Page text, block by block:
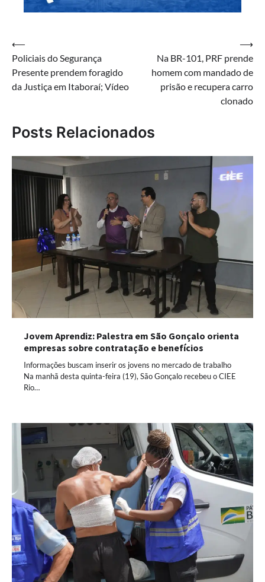
Navegação
de
Post
⟵
Policiais do Segurança
Presente prendem foragido
da Justiça em Itaboraí; Vídeo
Na BR-101, PRF prende
homem com mandado de
prisão e recupera carro
clonado
⟶
Posts Relacionados
Jovem Aprendiz: Palestra em São Gonçalo orienta
empresas sobre contratação e benefícios
Informações buscam inserir os jovens no mercado de trabalho
Na manhã desta quinta-feira (19), São Gonçalo recebeu o CIEE
Rio…